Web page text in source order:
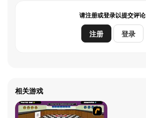
请注册或登录以提交评论
注册 登录
相关游戏